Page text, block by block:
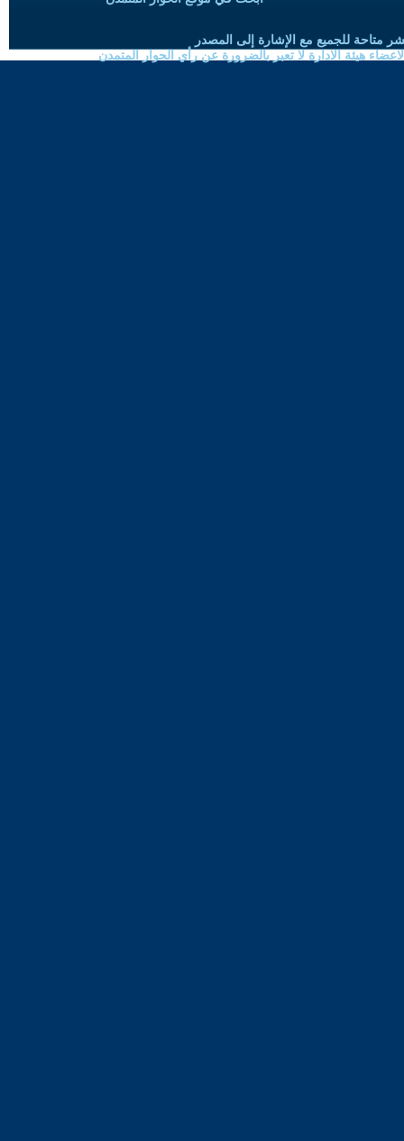
متاحة للجميع مع الإشارة إلى المصدر
هيئة الادارة لا تعبر بالضرورة عن رأي الحوار المتمدن